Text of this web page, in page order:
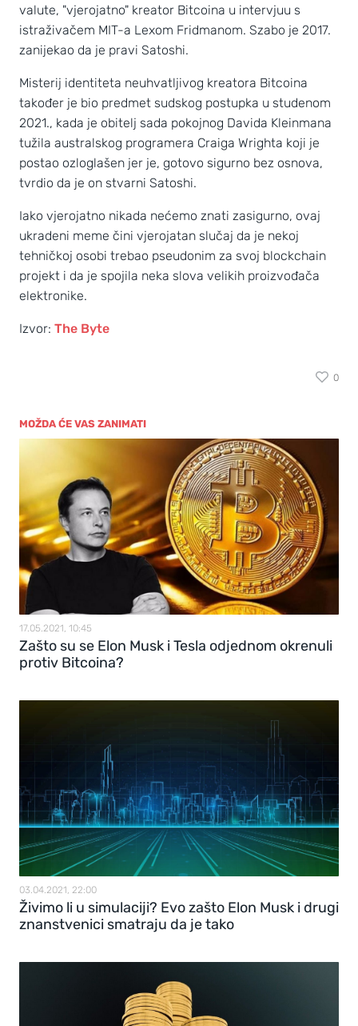
valute, "vjerojatno" kreator Bitcoina u intervjuu s
istraživačem MIT-a Lexom Fridmanom. Szabo je 2017.
zanijekao da je pravi Satoshi.
Misterij identiteta neuhvatljivog kreatora Bitcoina
također je bio predmet sudskog postupka u studenom
2021., kada je obitelj sada pokojnog Davida Kleinmana
tužila australskog programera Craiga Wrighta koji je
postao ozloglašen jer je, gotovo sigurno bez osnova,
tvrdio da je on stvarni Satoshi.
Iako vjerojatno nikada nećemo znati zasigurno, ovaj
ukradeni meme čini vjerojatan slučaj da je nekoj
tehničkoj osobi trebao pseudonim za svoj blockchain
projekt i da je spojila neka slova velikih proizvođača
elektronike.
Izvor: The Byte
0
MOŽDA ĆE VAS ZANIMATI
17.05.2021, 10:45
Zašto su se Elon Musk i Tesla odjednom okrenuli
protiv Bitcoina?
03.04.2021, 22:00
Živimo li u simulaciji? Evo zašto Elon Musk i drugi
znanstvenici smatraju da je tako